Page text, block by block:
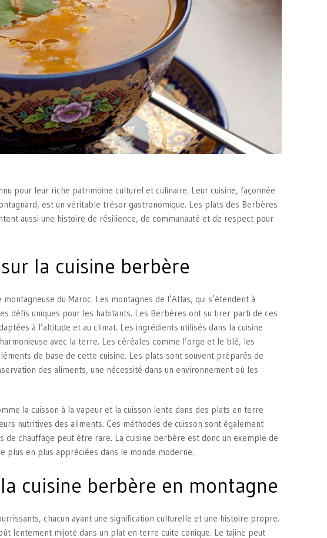
pour leur riche patrimoine culturel et culinaire. Leur cuisine, façonnée
est un véritable trésor gastronomique. Les plats des Berbères
aussi une histoire de résilience, de communauté et de respect pour
la cuisine berbère
du Maroc. Les montagnes de l’Atlas, qui s’étendent à
défis uniques pour les habitants. Les Berbères ont su tirer parti de ces
à l’altitude et au climat. Les ingrédients utilisés dans la cuisine
avec la terre. Les céréales comme l’orge et le blé, les
de base de cette cuisine. Les plats sont souvent préparés de
des aliments, une nécessité dans un environnement où les
la cuisson à la vapeur et la cuisson lente dans des plats en terre
nutritives des aliments. Ces méthodes de cuisson sont également
chauffage peut être rare. La cuisine berbère est donc un exemple de
plus en plus appréciées dans le monde moderne.
cuisine berbère en montagne
chacun ayant une signification culturelle et une histoire propre.
lentement mijoté dans un plat en terre cuite conique. Le tajine peut